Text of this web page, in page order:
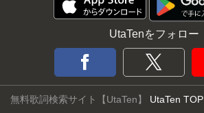
UtaTenをフォロー
無料歌詞検索サイト【UtaTen】 UtaTen TOP